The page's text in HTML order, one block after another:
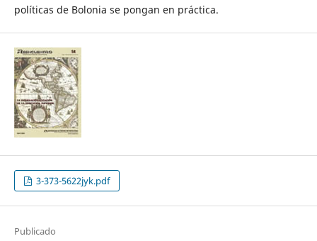
políticas de Bolonia se pongan en práctica.
3-373-5622jyk.pdf
Publicado